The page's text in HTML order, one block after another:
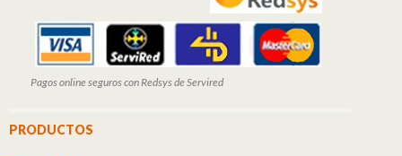
Pagos online seguros con Redsys de Servired
PRODUCTOS